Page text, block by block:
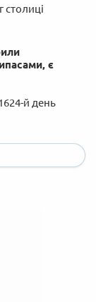
столиці
є
й день